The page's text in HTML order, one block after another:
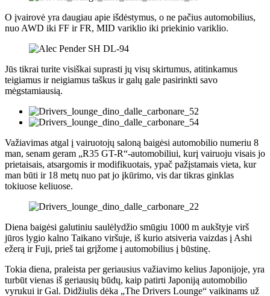
O įvairovė yra daugiau apie išdėstymus, o ne pačius automobilius,
nuo AWD iki FF ir FR, MID variklio iki priekinio variklio.
Jūs tikrai turite visiškai suprasti jų visų skirtumus, atitinkamus
teigiamus ir neigiamus taškus ir galų gale pasirinkti savo
mėgstamiausią.
Važiavimas atgal į vairuotojų saloną baigėsi automobilio numeriu 8
man, senam geram „R35 GT-R“-automobiliui, kurį vairuoju visais jo
prietaisais, atsargomis ir modifikuotais, ypač pažįstamais vieta, kur
man būti ir 18 metų nuo pat jo įkūrimo, vis dar tikras ginklas
tokiuose keliuose.
Diena baigėsi galutiniu saulėlydžio smūgiu 1000 m aukštyje virš
jūros lygio kalno Taikano viršuje, iš kurio atsiveria vaizdas į Ashi
ežerą ir Fuji, prieš tai grįžome į automobilius į būstinę.
Tokia diena, praleista per geriausius važiavimo kelius Japonijoje, yra
turbūt vienas iš geriausių būdų, kaip patirti Japoniją automobilio
vyrukui ir Gal. Didžiulis dėka „The Drivers Lounge“ vaikinams už